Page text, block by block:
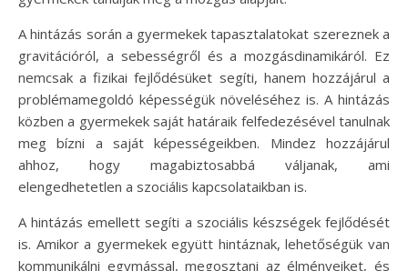
A hintázás során a gyermekek tapasztalatokat szereznek a
gravitációról, a sebességről és a mozgásdinamikáról. Ez
nemcsak a fizikai fejlődésüket segíti, hanem hozzájárul a
problémamegoldó képességük növeléséhez is. A hintázás
közben a gyermekek saját határaik felfedezésével tanulnak
meg bízni a saját képességeikben. Mindez hozzájárul
ahhoz, hogy magabiztosabbá váljanak, ami
elengedhetetlen a szociális kapcsolataikban is.
A hintázás emellett segíti a szociális készségek fejlődését
is. Amikor a gyermekek együtt hintáznak, lehetőségük van
kommunikálni egymással, megosztani az élményeiket, és